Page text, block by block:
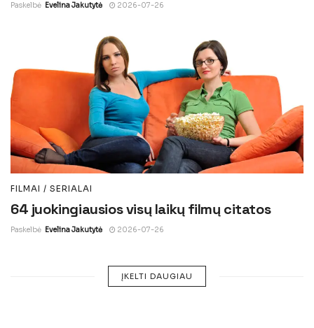
Paskelbė Evelina Jakutytė 2026-07-26
FILMAI / SERIALAI
64 juokingiausios visų laikų filmų citatos
Paskelbė Evelina Jakutytė 2026-07-26
ĮKELTI DAUGIAU